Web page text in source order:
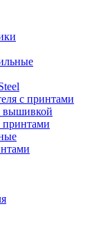
с принтами
вышивкой
принтами